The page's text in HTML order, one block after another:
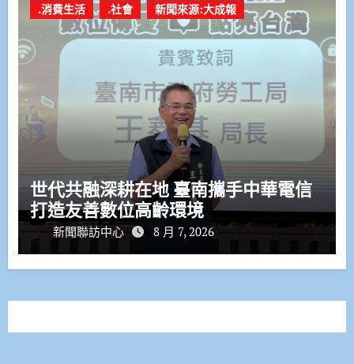
.消費生活 .社會 新聞來源:大成報
世代共融深耕在地 臺南攜手中華電信
打造友善數位高齡環境
新聞聯訪中心 8 月 7, 2026